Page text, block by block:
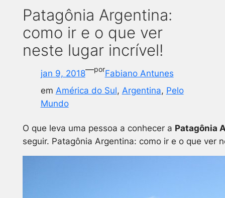
Patagônia Argentina:
como ir e o que ver
neste lugar incrível!
jan 9, 2018—porFabiano Antunes
em América do Sul, Argentina, Pelo
Mundo
O que leva uma pessoa a conhecer a Patagônia
seguir. Patagônia Argentina: como ir e o que ver